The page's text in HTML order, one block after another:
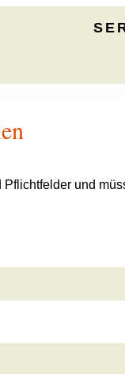
Pflichtfelder und